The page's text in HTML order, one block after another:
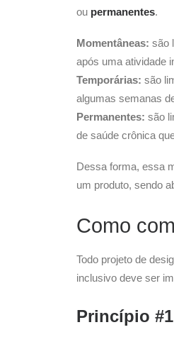
ou permanentes.
Momentâneas: são
após uma atividade
Temporárias: são
algumas semanas
Permanentes: são
de saúde crônica
Dessa forma, essa
um produto, sendo
Como
Todo projeto de
inclusivo deve ser
Princípio